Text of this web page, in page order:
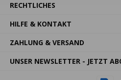
RECHTLICHES
HILFE & KONTAKT
ZAHLUNG & VERSAND
UNSER NEWSLETTER - JETZT